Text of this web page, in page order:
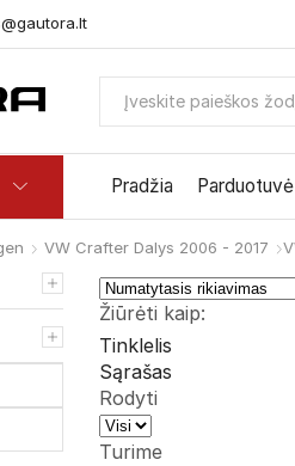
Pradžia Parduotuvė
VW Crafter Dalys 2006 - 2017
Žiūrėti kaip:
Tinklelis
Sąrašas
Rodyti
Produktai
viename
Turime